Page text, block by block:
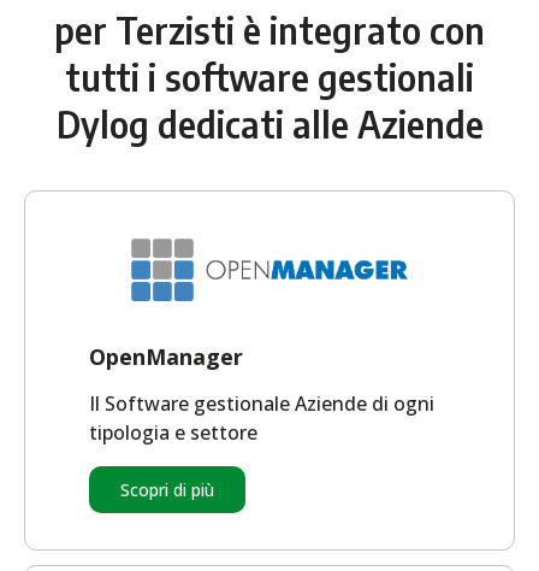
per Terzisti è integrato con
tutti i software gestionali
Dylog dedicati alle Aziende
OpenManager
Il Software gestionale Aziende di ogni
tipologia e settore
Scopri di più